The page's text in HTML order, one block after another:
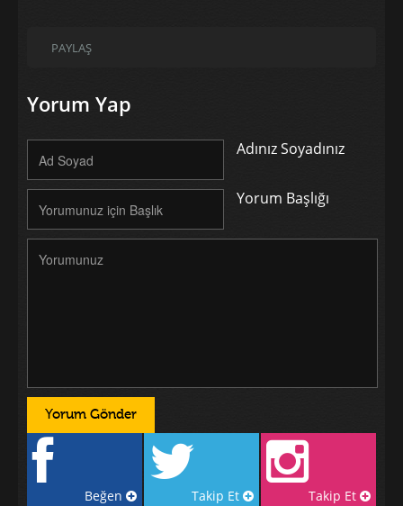
PAYLAŞ
Yorum Yap
Adınız Soyadınız
Yorum Başlığı
Beğen Takip Et Takip Et